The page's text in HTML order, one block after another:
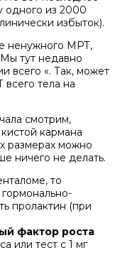
одного из 2000
избыток).
ненужного МРТ,
тут недавно
всего «. Так, может
тела на
смотрим,
кармана
размерах можно
ничего не делать.
то
пролактин (при
фактор роста
или тест с 1 мг